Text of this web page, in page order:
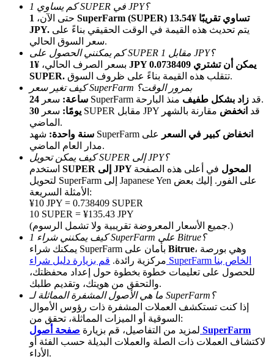
الإحالة
قم بدعوة صديق لتحصل على مكافآت نقدية
Deposit CASHCAT & Win
Deposit CASHCAT & Win
Share 500000 CASHCAT prize pool
كم يساوي 1 SUPER في JPY؟
حتى الآن، 1 SuperFarm (SUPER) تساوي تقريبًا ¥13.54
JPY.
سعر السوق الحالي.
كم يمكنني الحصول على SUPER مقابل 1 JPY؟
بسعر الصرف الحالي،
¥1 JPY يمكن أن تشتري 0.0738409
SUPER.
تتقلب هذه القيمة بناءً على ظروف السوق.
كيف تغير سعر SuperFarm بمرور الوقت؟
24 ساعة:
سعر SuperFarm قد زاد بشكل طفيف
منذ البارحة.
30 يومًا:
سعر SUPER مقابل JPY قد انخفض مقارنة بالشهر
الماضي.
سنة واحدة: شهد SuperFarm انخفاض كبير في السعر
على
مدار العام الماضي.
كيف يمكن تحويل SUPER إلى JPY؟
SUPER إلى JPY المحول في أعلى هذه الصفحة
لتحويل SuperFarm إلى Japanese Yen على الفور. إليك بعض
الأمثلة السريعة:
¥10 JPY = 0.738409 SUPER
10 SUPER = ¥135.43 JPY
(جميع الأسعار المعروضة تقريبية ولا تشمل الرسوم.)
كيف يمكنني شراء 1 SuperFarm على Bitrue؟
Bitrue، وهي بورصة
مركزية رائدة.
قم بزيارة دليل شراء SuperFarm الخاص بنا
للحصول على تعليمات خطوة بخطوة حول إعداد محفظتك،
والتحقق من هويتك، وتقديم طلبك.
ما هي الأصول المشفرة المماثلة لـ SuperFarm؟
إذا كنت تستكشف العملات المشفرة ذات رؤوس الأموال
السوقية أو الميزات المماثلة، تحقق من:
لمزيد من التفاصيل، قم بزيارة صفحة أصول SuperFarm
لاكتشاف العملات ذات الصلة والعملات البديلة حسب الفئة أو
الأداء.